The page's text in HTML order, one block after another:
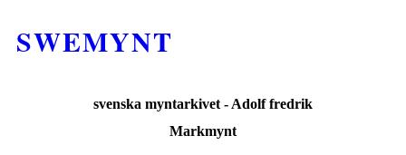
SWEMYNT
svenska myntarkivet - Adolf fredrik
Markmynt